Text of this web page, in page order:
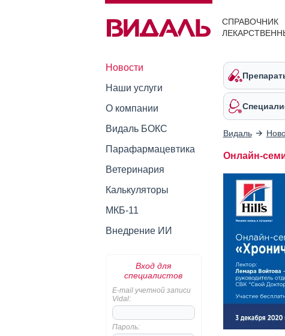
СПРАВОЧНИК
Новости
Наши услуги
О компании
Видаль БОКС
Парафармацевтика
Ветеринария
Калькуляторы
МКБ-11
Внедрение ИИ
Вход для
специалистов
E-mail учетной записи
Vidal:
Пароль:
Видаль
Онлайн-